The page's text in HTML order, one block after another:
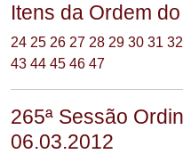
Itens da Ordem
24 25 26 27 28 29 30 31 32
43 44 45 46 47
265ª Sessão
06.03.2012